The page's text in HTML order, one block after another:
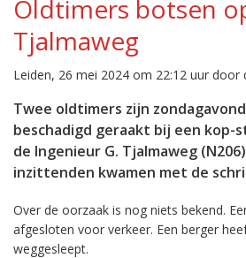
Oldtimers botsen
Tjalmaweg
Leiden, 26 mei 2024 om 22:12 uur door
Twee oldtimers zijn
beschadigd geraakt bij een kop-
de Ingenieur G. Tjalmaweg
inzittenden kwamen met de
Over de oorzaak is nog niets bekend.
afgesloten voor verkeer. Een berger
weggesleept.